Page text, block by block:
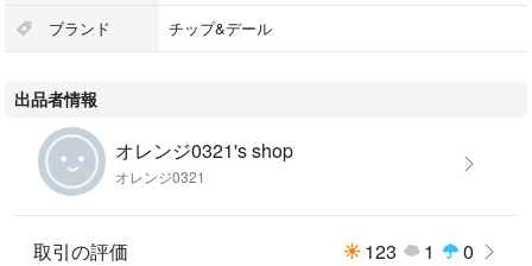
ブランド チップ&デール
出品者情報
オレンジ0321's shop
オレンジ0321
取引の評価 123 1 0